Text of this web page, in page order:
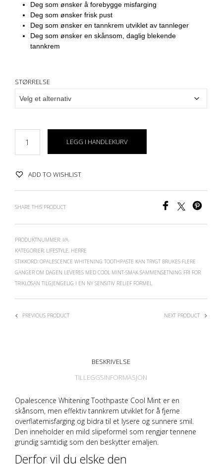
Deg som ønsker å forebygge misfarging
Deg som ønsker frisk pust
Deg som ønsker en tannkrem utviklet av tannleger
Deg som ønsker en skånsom, daglig blekende
tannkrem
STØRRELSE
LEGG I HANDLEKURV
ADD TO WISHLIST
SHARE THIS PRODUCT
PRODUKTNUMMER: I/A
KATEGORIER: LIFESTYLE, HERRE
STIKKORD: OPALESCENCE WHITENING TOOTHPASTE KAN TRYGT BRUKES FLERE
GANGER OM DAGEN LEVERES MED COOL MINT-SMAK SAMMENSETNING FRI FOR
TRIKLOSAN TILGJENGELIG I EN NY SENSITIV RELIEF FORMEL
PREVIOUS PRODUCT NEXT PRODUCT
BESKRIVELSE
TILLEGGSINFORMASJON
Opalescence Whitening Toothpaste Cool Mint er en
skånsom, men effektiv tannkrem utviklet for å fjerne
overflatemisfarging og bidra til et lysere og sunnere smil.
Den inneholder en mild slipeformel som rengjør tennene
grundig samtidig som den beskytter emaljen.
Derfor vil du elske den